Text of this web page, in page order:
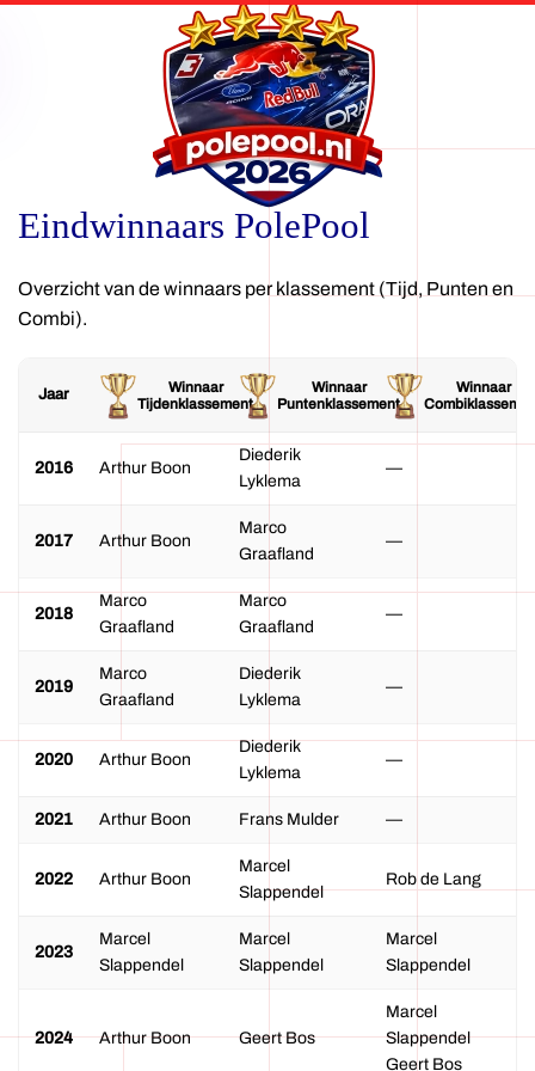
gaan
Eindwinnaars PolePool
Overzicht van de winnaars per klassement (Tijd, Punten en
Combi).
Jaar
Winnaar
Tijdenklassement
Winnaar
Puntenklassement
Winnaar
2016 Arthur Boon
Diederik
Lyklema
—
2017 Arthur Boon
Marco
Graafland
—
2018
Marco
Graafland
Marco
Graafland
—
2019
Marco
Graafland
Diederik
Lyklema
—
2020 Arthur Boon
Diederik
Lyklema
—
2021 Arthur Boon Frans Mulder —
2022 Arthur Boon
Marcel
Slappendel
Rob de Lang
2023
Marcel
Slappendel
Marcel
Slappendel
Marcel
Slappendel
2024 Arthur Boon Geert Bos
Marcel
Slappendel
Geert Bos